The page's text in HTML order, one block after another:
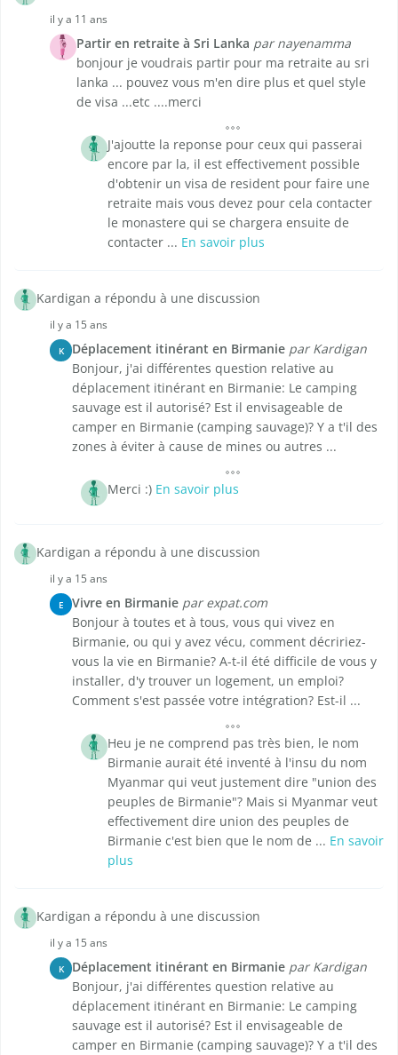
il y a 11 ans
Partir en retraite à Sri Lanka par nayenamma
bonjour je voudrais partir pour ma retraite au sri
lanka ... pouvez vous m'en dire plus et quel style
de visa ...etc ....merci
J'ajoutte la reponse pour ceux qui passerai
encore par la, il est effectivement possible
d'obtenir un visa de resident pour faire une
retraite mais vous devez pour cela contacter
le monastere qui se chargera ensuite de
contacter ... En savoir plus
Kardigan a répondu à une discussion
il y a 15 ans
K Déplacement itinérant en Birmanie par Kardigan
Bonjour, j'ai différentes question relative au
déplacement itinérant en Birmanie: Le camping
sauvage est il autorisé? Est il envisageable de
camper en Birmanie (camping sauvage)? Y a t'il des
zones à éviter à cause de mines ou autres ...
Merci :) En savoir plus
Kardigan a répondu à une discussion
il y a 15 ans
E Vivre en Birmanie par expat.com
Bonjour à toutes et à tous, vous qui vivez en
Birmanie, ou qui y avez vécu, comment décririez-
vous la vie en Birmanie? A-t-il été difficile de vous y
installer, d'y trouver un logement, un emploi?
Comment s'est passée votre intégration? Est-il ...
Heu je ne comprend pas très bien, le nom
Birmanie aurait été inventé à l'insu du nom
Myanmar qui veut justement dire "union des
peuples de Birmanie"? Mais si Myanmar veut
effectivement dire union des peuples de
Birmanie c'est bien que le nom de ... En savoir
plus
Kardigan a répondu à une discussion
il y a 15 ans
K Déplacement itinérant en Birmanie par Kardigan
Bonjour, j'ai différentes question relative au
déplacement itinérant en Birmanie: Le camping
sauvage est il autorisé? Est il envisageable de
camper en Birmanie (camping sauvage)? Y a t'il des